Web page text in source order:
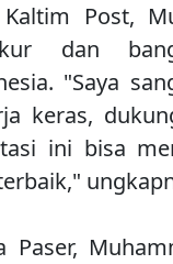
Post,
dan
"Saya
keras,
ini bisa
Paser,